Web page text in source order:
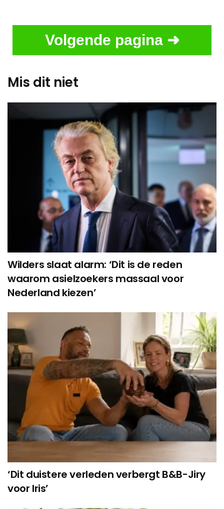
Volgende pagina ➜
Mis dit niet
Wilders slaat alarm: ‘Dit is de reden
waarom asielzoekers massaal voor
Nederland kiezen’
‘Dit duistere verleden verbergt B&B-Jiry
voor Iris’